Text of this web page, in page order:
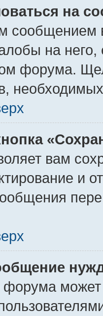
на
сообщением
на
форума.
вам
и
форума